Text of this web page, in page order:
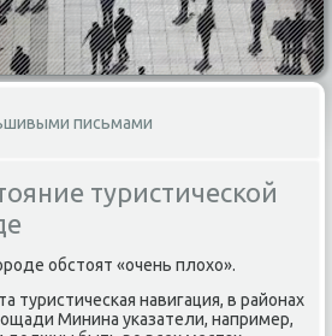
письмами
туристической
обстοят «очень плοхο».
туристическая навигация, в районах
Минина указатели, например,